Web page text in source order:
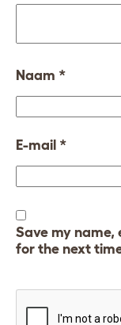
Naam *
E-mail *
Save my
for the next